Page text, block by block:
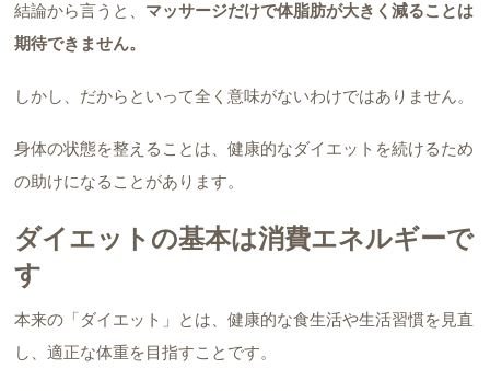
結論から言うと、 マッサージだけで体脂肪が大きく減ることは
期待できません。
しかし、だからといって全く意味がないわけではありません。
身体の状態を整えることは、健康的なダイエットを続けるため
の助けになることがあります。
ダイエットの基本は消費エネルギーで
す
本来の「ダイエット」とは、健康的な食生活や生活習慣を見直
し、適正な体重を目指すことです。